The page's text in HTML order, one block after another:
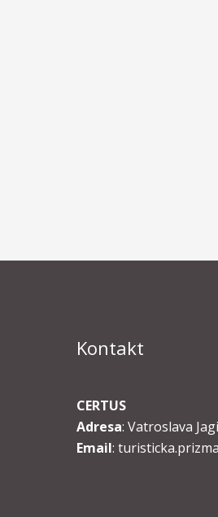
Kontakt
CERTUS
Adresa: Vatroslava
Email: